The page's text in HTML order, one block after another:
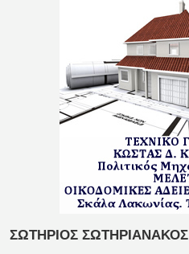
ΣΩΤΗΡΙΟΣ ΣΩΤΗΡΙΑΝΑΚΟΣ